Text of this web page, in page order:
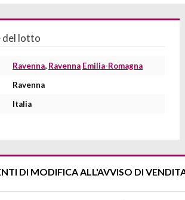
del lotto
Ravenna, Ravenna Emilia-Romagna
Ravenna
Italia
DI MODIFICA ALL'AVVISO DI